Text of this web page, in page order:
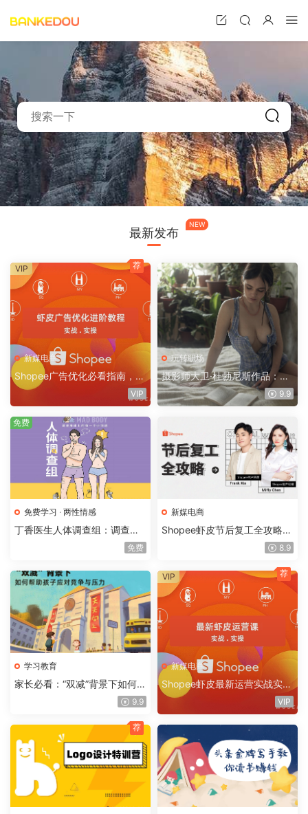
最新发布
NEW
新媒电商
Shopee广告优化必看指南，虾
皮卖家广告内部进阶教程
VIP
VIP 荐
玩转职场
摄影师大卫·杜勃尼斯作品：乌
克兰美女愉快的田园生活
9.9
免费学习 · 两性情感
丁香医生人体调查组：调查身
体上每一个小问题，了解身体
免费
免费
新媒电商
Shopee虾皮节后复工全攻略，
8.9
学习教育
家长必看：“双减”背景下如何帮
9.9
新媒电商
Shopee虾皮最新运营实战实操
课，价值1W内部培训教程
VIP
VIP 荐
荐